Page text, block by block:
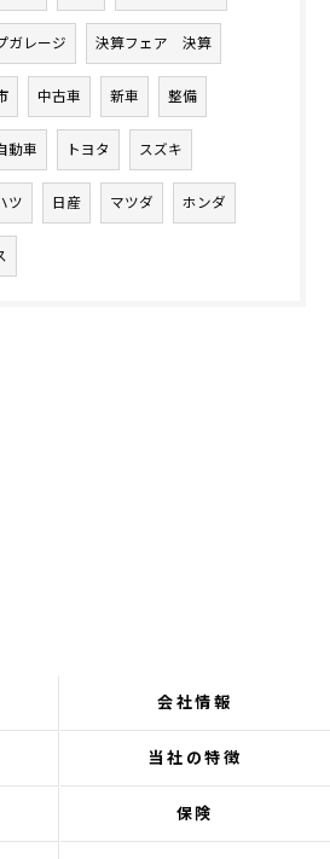
ガレージ 決算フェア 決算
中古車 新車 整備
動車 トヨタ スズキ
ツ 日産 マツダ ホンダ
会社情報
当社の特徴
保険